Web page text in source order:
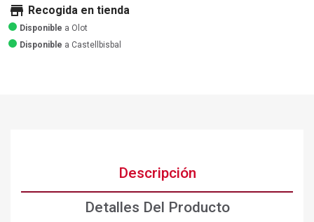
store Recogida en tienda
Disponible a Olot
Disponible a Castellbisbal
Descripción
Detalles Del Producto